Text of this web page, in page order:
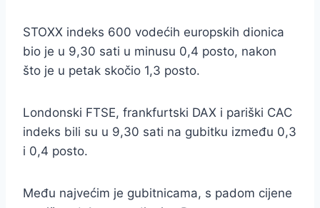
STOXX indeks 600 vodećih europskih dionica
bio je u 9,30 sati u minusu 0,4 posto, nakon
što je u petak skočio 1,3 posto.
Londonski FTSE, frankfurtski DAX i pariški CAC
indeks bili su u 9,30 sati na gubitku između 0,3
i 0,4 posto.
Među najvećim je gubitnicama, s padom cijene